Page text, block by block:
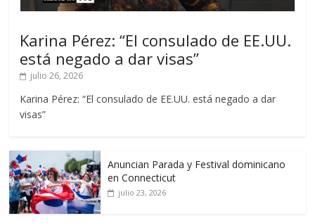
Karina Pérez: “El consulado de EE.UU.
está negado a dar visas”
julio 26, 2026
Karina Pérez: “El consulado de EE.UU. está negado a dar
visas”
Anuncian Parada y Festival dominicano
en Connecticut
julio 23, 2026